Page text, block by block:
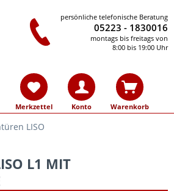
persönliche telefonische Beratung
05223 - 1830016
montags bis freitags von
8:00 bis 19:00 Uhr
Merkzettel Konto Warenkorb
LISO
L1 MIT